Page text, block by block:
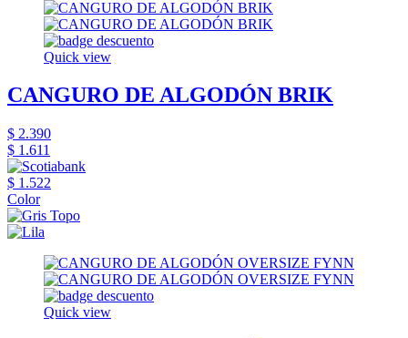
Quick view
CANGURO DE ALGODÓN BRIK
$ 2.390
$ 1.611
$ 1.522
Color
Quick view